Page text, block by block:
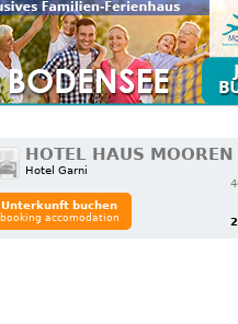
HOTEL HAUS MOOREN
Hotel Garni
Unterkunft buchen
booking accomodation